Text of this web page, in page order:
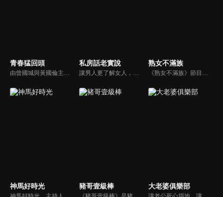
青春猛回頭
由曾國城與黃國倫主持，節目中邀請20位20歲以下青少年組成青春團，另一邊則為年紀相較成熟的藝人來賓為不老團，每集分別就一件青少年必定遇見的事件討論，看兩個不同年代的人們，所擁有的不同看法與立場。帶領讓觀眾一起回到那些年的青春歲月！
私房話老實說
讓男人更了解女人，女人更了解自己 ，揭密女性私房話，讓療癒專家教你更愛自己！由于美人和納豆攜手主持，更多你想知道的女性私密話題都在《私房話老實說》。
熟女不滿族
《熟女不滿族》節目主題均有關25-49歲的未婚女性，這些熟女們漂亮卻擔心嫁不出去，獨立卻希望有人疼，最怕寂寞，只能用工作填滿時間，她們是最矛盾最不滿足的一群人。
神馬好時光 豬哥壹級棒 大老婆俱樂部